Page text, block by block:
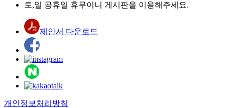
토,일 공휴일 휴무이니 게시판을 이용해주세요.
제안서 다운로드
개인정보처리방침